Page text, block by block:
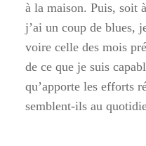
à la maison. Puis, soit
j’ai un coup de blues,
voire celle des mois
de ce que je suis
qu’apporte les efforts
semblent-ils au